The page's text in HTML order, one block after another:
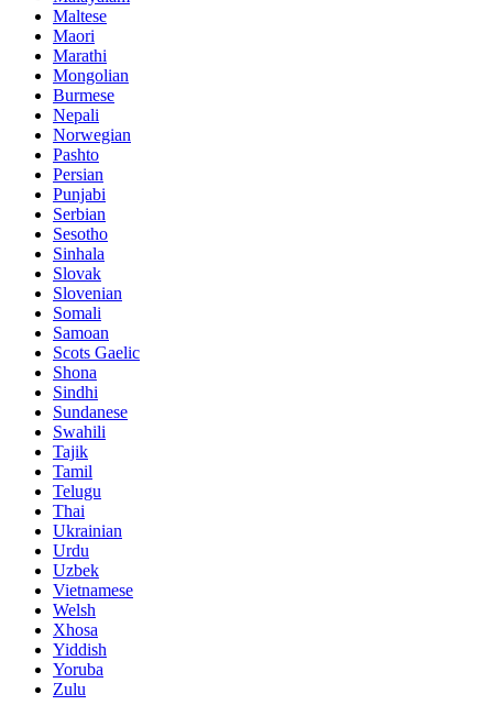
Maltese
Maori
Marathi
Mongolian
Burmese
Nepali
Norwegian
Pashto
Persian
Punjabi
Serbian
Sesotho
Sinhala
Slovak
Slovenian
Somali
Samoan
Scots Gaelic
Shona
Sindhi
Sundanese
Swahili
Tajik
Tamil
Telugu
Thai
Ukrainian
Urdu
Uzbek
Vietnamese
Welsh
Xhosa
Yiddish
Yoruba
Zulu